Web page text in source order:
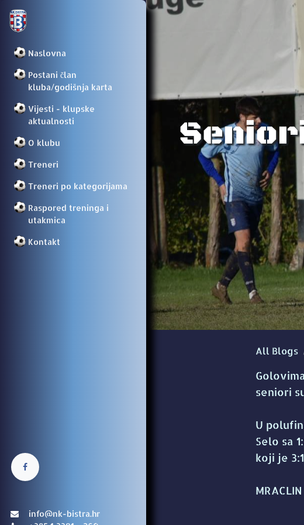
Naslovna
Postani član
kluba/godišnja karta
Vijesti - klupske
aktualnosti
O klubu
Treneri
Treneri po kategorijama
Raspored treninga i
utakmica
Kontakt
info@nk-bistra.hr
All Blogs
seniori
U
Selo sa
koji je